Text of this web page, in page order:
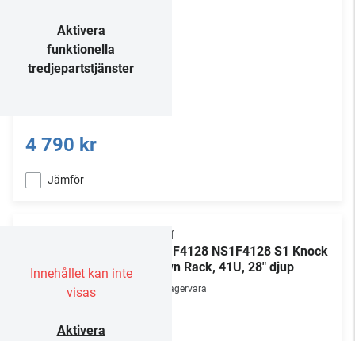
Aktivera
funktionella
tredjepartstjänster
4 790 kr
Jämför
Innehållet kan inte
visas
Aktivera
Chief
NS1F4128 NS1F4128 S1 Knock
Down Rack, 41U, 28" djup
Lagervara